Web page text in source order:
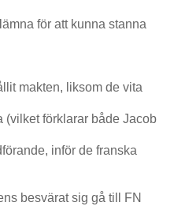
för att kunna stanna
makten, liksom de vita
(vilket förklarar både Jacob
inför de franska
besvärat sig gå till FN